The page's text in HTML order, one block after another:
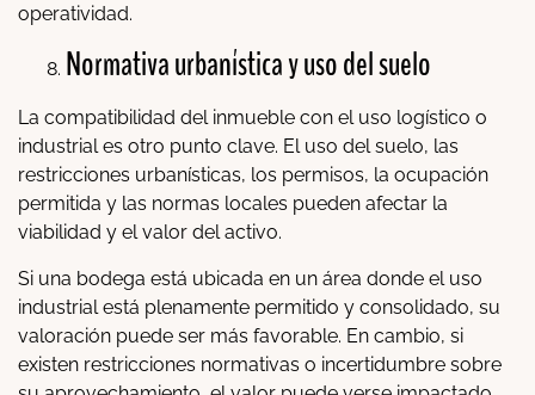
operatividad.
Normativa urbanística y uso del suelo
La compatibilidad del inmueble con el uso logístico o
industrial es otro punto clave. El uso del suelo, las
restricciones urbanísticas, los permisos, la ocupación
permitida y las normas locales pueden afectar la
viabilidad y el valor del activo.
Si una bodega está ubicada en un área donde el uso
industrial está plenamente permitido y consolidado, su
valoración puede ser más favorable. En cambio, si
existen restricciones normativas o incertidumbre sobre